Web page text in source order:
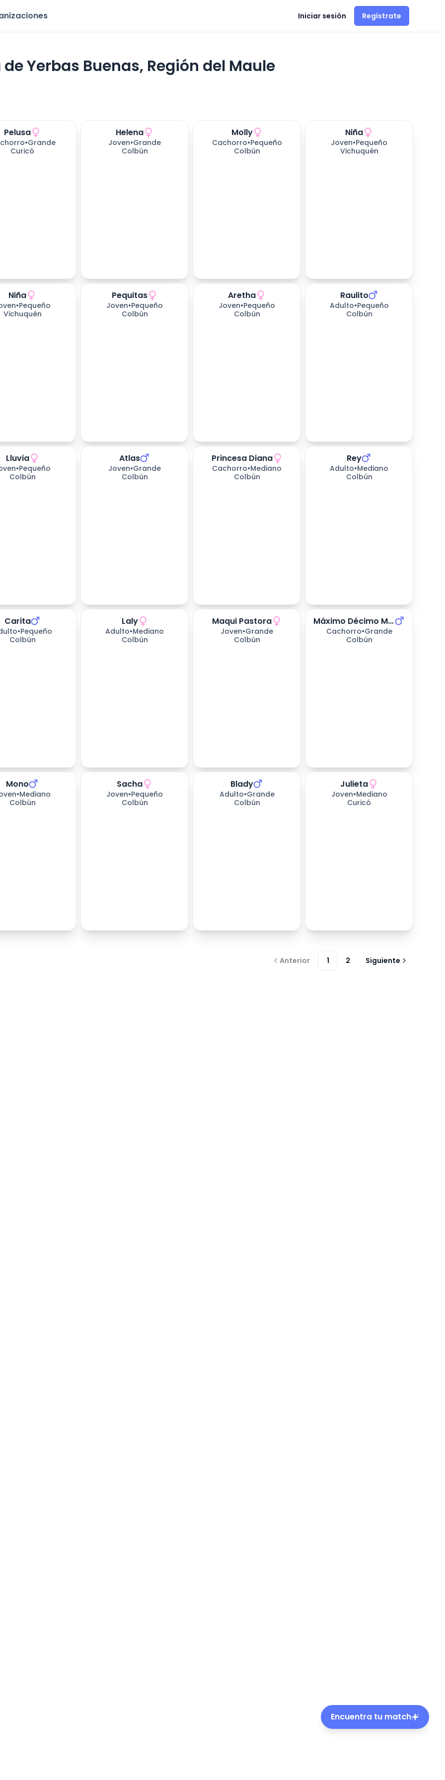
Iniciar sesión Regístrate
Yerbas Buenas, Región del Maule
esperando
Pelusa
•Grande
Curicó
Helena
Joven•Grande
Colbún
días esperando
Molly
Cachorro•Pequeño
Colbún
Niña
Joven•Pequeño
Vichuquén
Niña
•Pequeño
Vichuquén
Pequitas
Joven•Pequeño
Colbún
Aretha
Joven•Pequeño
Colbún
Raulito
Adulto•Pequeño
Colbún
Lluvia
•Pequeño
Colbún
Atlas
Joven•Grande
Colbún
Princesa Diana
Cachorro•Mediano
Colbún
días esperando
Rey
Adulto•Mediano
Colbún
esperando
Carita
•Pequeño
Colbún
días esperando
Laly
Adulto•Mediano
Colbún
días esperando
Maqui Pastora
Joven•Grande
Colbún
408días esperando Máximo Décimo Meridio (max)
Cachorro•Grande
Colbún
esperando
Mono
•Mediano
Colbún
días esperando
Sacha
Joven•Pequeño
Colbún
días esperando
Blady
Adulto•Grande
Colbún
días esperando
Julieta
Joven•Mediano
Curicó
Anterior 1 2 Siguiente
Encuentra tu match